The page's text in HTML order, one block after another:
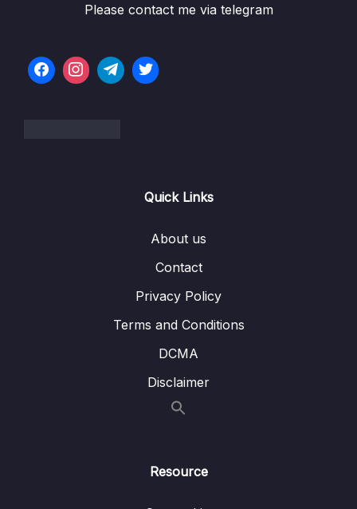
Please contact me via telegram
Quick Links
About us
Contact
Privacy Policy
Terms and Conditions
DCMA
Disclaimer
Resource